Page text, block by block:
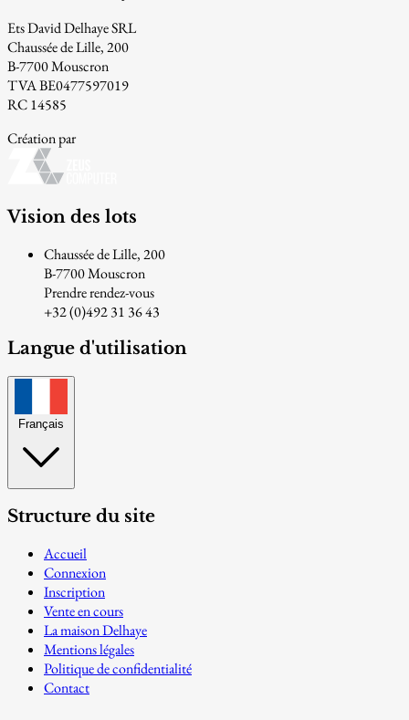
Ets David Delhaye SRL
Chaussée de Lille, 200
B-7700 Mouscron
TVA BE0477597019
RC 14585
Création par
Vision des lots
Chaussée de Lille, 200
B-7700 Mouscron
Prendre rendez-vous
+32 (0)492 31 36 43
Langue d'utilisation
Français
Structure du site
Accueil
Connexion
Inscription
Vente en cours
La maison Delhaye
Mentions légales
Politique de confidentialité
Contact